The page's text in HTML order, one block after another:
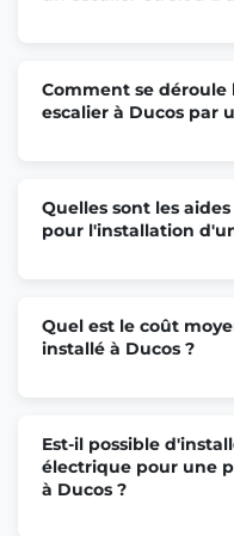
Comment se
escalier à Ducos par
Quelles sont les
pour l'installation
Quel est le coût
installé à Ducos ?
Est-il possible
électrique pour une
à Ducos ?